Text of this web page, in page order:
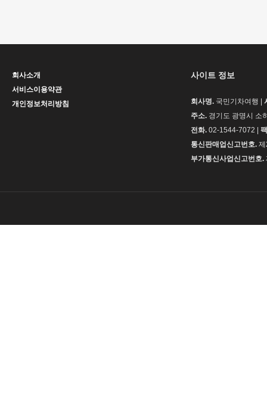
회사소개
서비스이용약관
개인정보처리방침
사이트 정보
회사명. 국민기차여행 |
주소. 경기도 광명시 소
전화. 02-1544-7072 |
통신판매업신고번호.
부가통신사업신고번호.